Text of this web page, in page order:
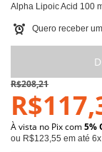
Alpha Lipoic Acid 100
Quero receber
R$208,21
À vista no Pix com5%
ou R$123,55 em até